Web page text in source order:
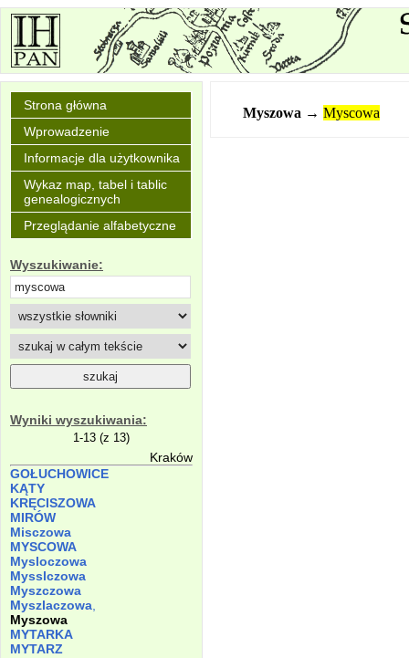
Strona główna
Wprowadzenie
Informacje dla użytkownika
Wykaz map, tabel i tablic
genealogicznych
Przeglądanie alfabetyczne
Wyszukiwanie:
Wyniki wyszukiwania:
1-13 (z 13)
Kraków
GOŁUCHOWICE
KĄTY
KRĘCISZOWA
MIRÓW
Misczowa
MYSCOWA
Mysloczowa
Mysslczowa
Myszczowa
Myszlaczowa
Myszowa
MYTARKA
MYTARZ
Myszowa →Myscowa